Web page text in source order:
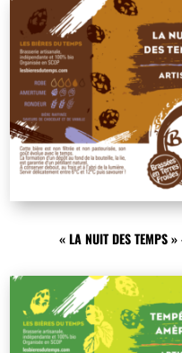
« LA NUIT DES